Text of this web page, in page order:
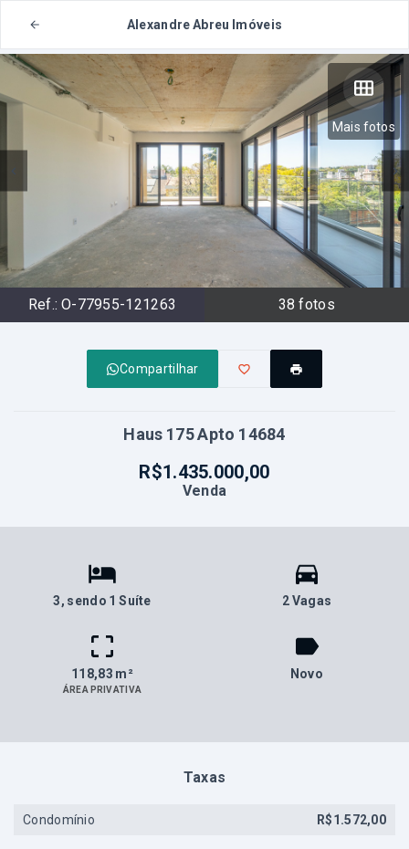
Alexandre Abreu Imóveis
Mais fotos
Ref.: O-77955-121263 38 fotos
Compartilhar
Haus 175 Apto 14684
R$1.435.000,00
Venda
3, sendo 1 Suíte 2 Vagas
118,83 m²
ÁREA PRIVATIVA
Novo
Taxas
Condomínio R$1.572,00